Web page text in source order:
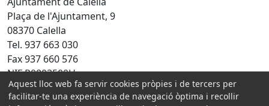
Plaça de l'Ajuntament, 9
08370 Calella
Tel. 937 663 030
Fax 937 660 576
NIF P0803500H
Amb la col·laboració de:
Aquest lloc web fa servir cookies pròpies i de tercers per
facilitar-te una experiència de navegació òptima i recollir